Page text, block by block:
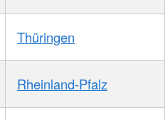
Thüringen
Rheinland-Pfalz